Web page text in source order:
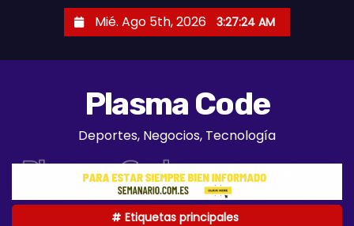
Mié. Ago 5th, 2026 3:27:25 AM
Plasma Code
Deportes, Negocios, Tecnología
Etiquetas principales